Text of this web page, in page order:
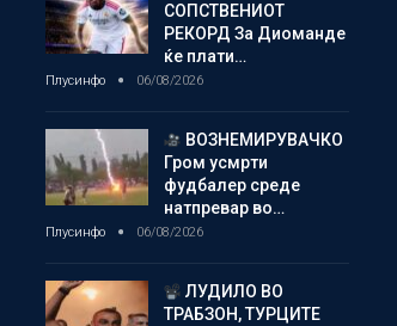
СОПСТВЕНИОТ
РЕКОРД За Диоманде
ќе плати…
Плусинфо 06/08/2026
ВОЗНЕМИРУВАЧКО
Гром усмрти
фудбалер среде
натпревар во…
Плусинфо 06/08/2026
ЛУДИЛО ВО
ТРАБЗОН, ТУРЦИТЕ